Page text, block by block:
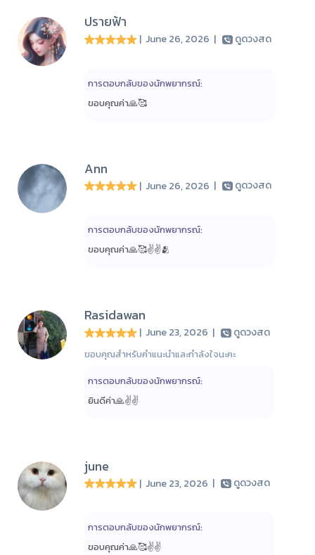
ปรายฟ้า
| June 26, 2026 | ดูดวงสด
การตอบกลับของนักพยากรณ์:
ขอบคุณค่า🙏🥰
Ann
| June 26, 2026 | ดูดวงสด
การตอบกลับของนักพยากรณ์:
ขอบคุณค่า🙏🥰✌️✌️🫂
Rasidawan
| June 23, 2026 | ดูดวงสด
ขอบคุณสำหรับคำแนะนำและกำลังใจนะคะ
การตอบกลับของนักพยากรณ์:
ยินดีค่า🙏✌️✌️
june
| June 23, 2026 | ดูดวงสด
การตอบกลับของนักพยากรณ์:
ขอบคุณค่า🙏🥰✌️✌️